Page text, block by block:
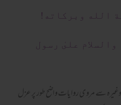
الله وبرکاته!
والسلام علىٰ رسول
وغیرہ سے مروی روایات واضح طور پر عزل